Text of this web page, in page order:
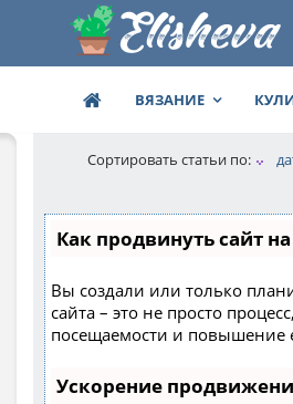
ВЯЗАНИЕ
Сортировать статьи по:
Как продвинуть сайт
Вы создали или только
сайта – это не просто
посещаемости и повышение
Ускорение